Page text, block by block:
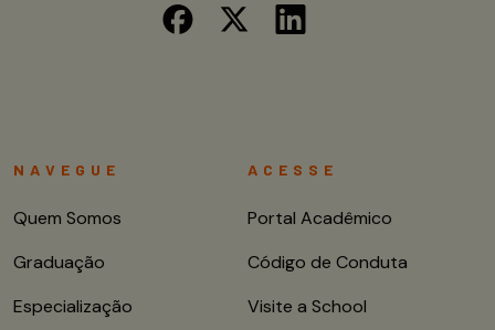
NAVEGUE
Quem Somos
Graduação
Especialização
ACESSE
Portal Acadêmico
Código de Conduta
Visite a School